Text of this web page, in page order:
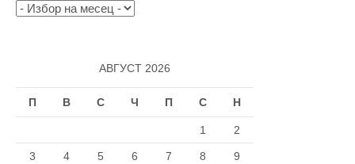
Архив
АВГУСТ 2026
П В С Ч П С Н
1 2
3 4 5 6 7 8 9